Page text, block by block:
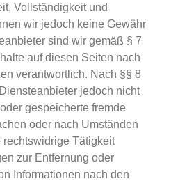
Vollständigkeit und
wir jedoch keine Gewähr
sind wir gemäß § 7
auf diesen Seiten nach
verantwortlich. Nach §§ 8
jedoch nicht
gespeicherte fremde
oder nach Umständen
rechtswidrige Tätigkeit
zur Entfernung oder
Informationen nach den